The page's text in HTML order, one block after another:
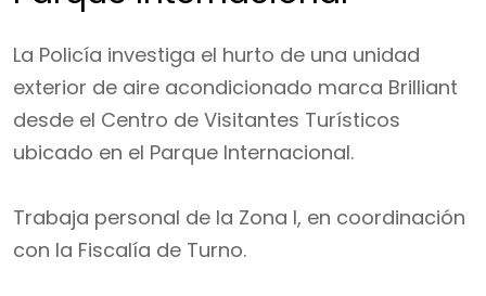
La Policía investiga el hurto de una unidad
exterior de aire acondicionado marca Brilliant
desde el Centro de Visitantes Turísticos
ubicado en el Parque Internacional.
Trabaja personal de la Zona I, en coordinación
con la Fiscalía de Turno.